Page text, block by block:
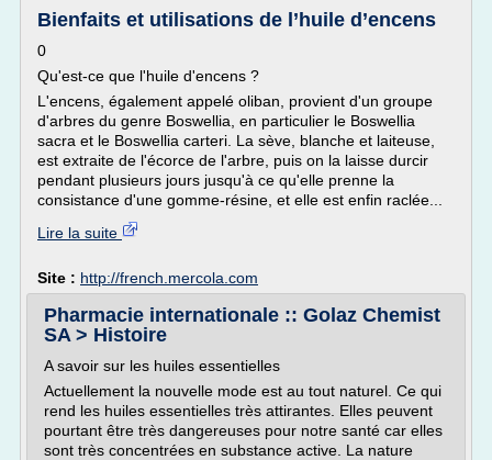
Bienfaits et utilisations de l’huile d’encens
0
Qu'est-ce que l'huile d'encens ?
L'encens, également appelé oliban, provient d'un groupe
d'arbres du genre Boswellia, en particulier le Boswellia
sacra et le Boswellia carteri. La sève, blanche et laiteuse,
est extraite de l'écorce de l'arbre, puis on la laisse durcir
pendant plusieurs jours jusqu'à ce qu'elle prenne la
consistance d'une gomme-résine, et elle est enfin raclée...
Lire la suite
Site : http://french.mercola.com
Pharmacie internationale :: Golaz Chemist
SA > Histoire
A savoir sur les huiles essentielles
Actuellement la nouvelle mode est au tout naturel. Ce qui
rend les huiles essentielles très attirantes. Elles peuvent
pourtant être très dangereuses pour notre santé car elles
sont très concentrées en substance active. La nature